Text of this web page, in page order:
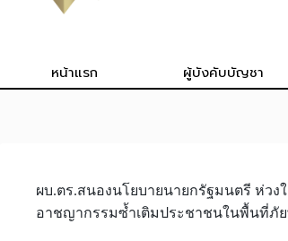
หน้าแรก ผู้บังคับบัญชา
ผบ.ตร.สนองนโยบายนายกรัฐมนตรี ห่ว
อาชญากรรมซ้ำเติมประชาชนในพื้นที่ภั